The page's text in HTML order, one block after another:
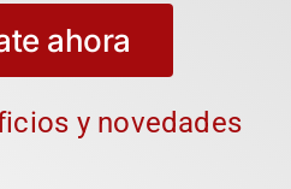
ahora
y novedades